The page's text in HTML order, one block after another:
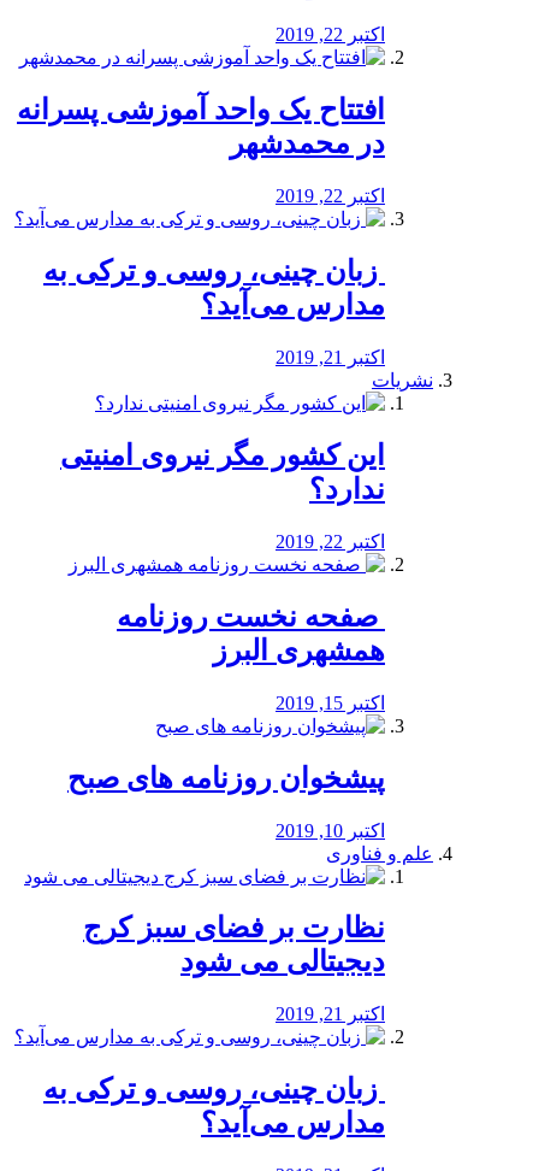
اکتبر 22, 2019
افتتاح یک واحد آموزشی پسرانه
در محمدشهر
اکتبر 22, 2019
️ زبان چینی، روسی و ترکی به
مدارس می‌آید؟
اکتبر 21, 2019
نشریات
این کشور مگر نیروی امنیتی
ندارد؟
اکتبر 22, 2019
️ صفحه نخست روزنامه‌
همشهری البرز
اکتبر 15, 2019
پیشخوان روزنامه های صبح
اکتبر 10, 2019
علم و فناوری
نظارت بر فضای سبز کرج
دیجیتالی می شود
اکتبر 21, 2019
️ زبان چینی، روسی و ترکی به
مدارس می‌آید؟